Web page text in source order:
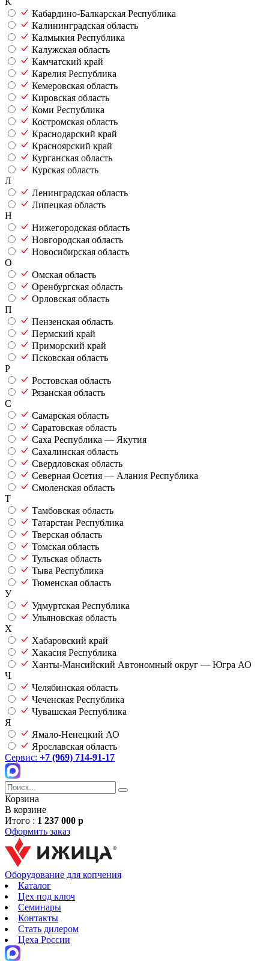
Кабардино-Балкарская Республика
Калининградская область
Калмыкия Республика
Калужская область
Камчатский край
Карелия Республика
Кемеровская область
Кировская область
Коми Республика
Костромская область
Краснодарский край
Красноярский край
Курганская область
Курская область
Л
Ленинградская область
Липецкая область
Н
Нижегородская область
Новгородская область
Новосибирская область
О
Омская область
Оренбургская область
Орловская область
П
Пензенская область
Пермский край
Приморский край
Псковская область
Р
Ростовская область
Рязанская область
С
Самарская область
Саратовская область
Саха Республика — Якутия
Сахалинская область
Свердловская область
Северная Осетия — Алания Республика
Смоленская область
Т
Тамбовская область
Татарстан Республика
Тверская область
Томская область
Тульская область
Тыва Республика
Тюменская область
У
Удмуртская Республика
Ульяновская область
Х
Хабаровский край
Хакасия Республика
Ханты-Мансийский Автономный округ — Югра АО
Ч
Челябинская область
Чеченская Республика
Чувашская Республика
Я
Ямало-Ненецкий АО
Ярославская область
Сервис: +7 (969) 714-91-17
Корзина
В корзине
Итого : 1 237 000 р
Оформить заказ
Оборудование для копчения
Каталог
Цех под ключ
Семинары
Контакты
Стать дилером
Цеха России